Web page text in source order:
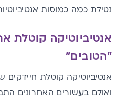
נטילת כמה כמוסות
אנטיביוטיקה קוטלת
"הטובים"
אנטיביוטיקה קוטלת חיידקים
ואולם בעשורים האחרונים